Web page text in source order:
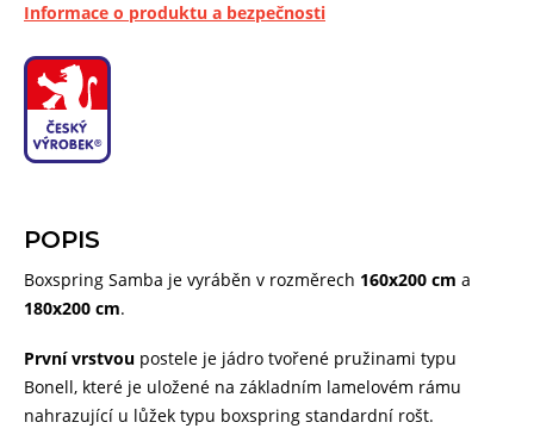
POPIS
Boxspring Samba je vyráběn v rozměrech 160x200 cm a
180x200 cm.
První vrstvou postele je jádro tvořené pružinami typu
Bonell, které je uložené na základním lamelovém rámu
nahrazující u lůžek typu boxspring standardní rošt.
Informace o produktu a bezpečnosti